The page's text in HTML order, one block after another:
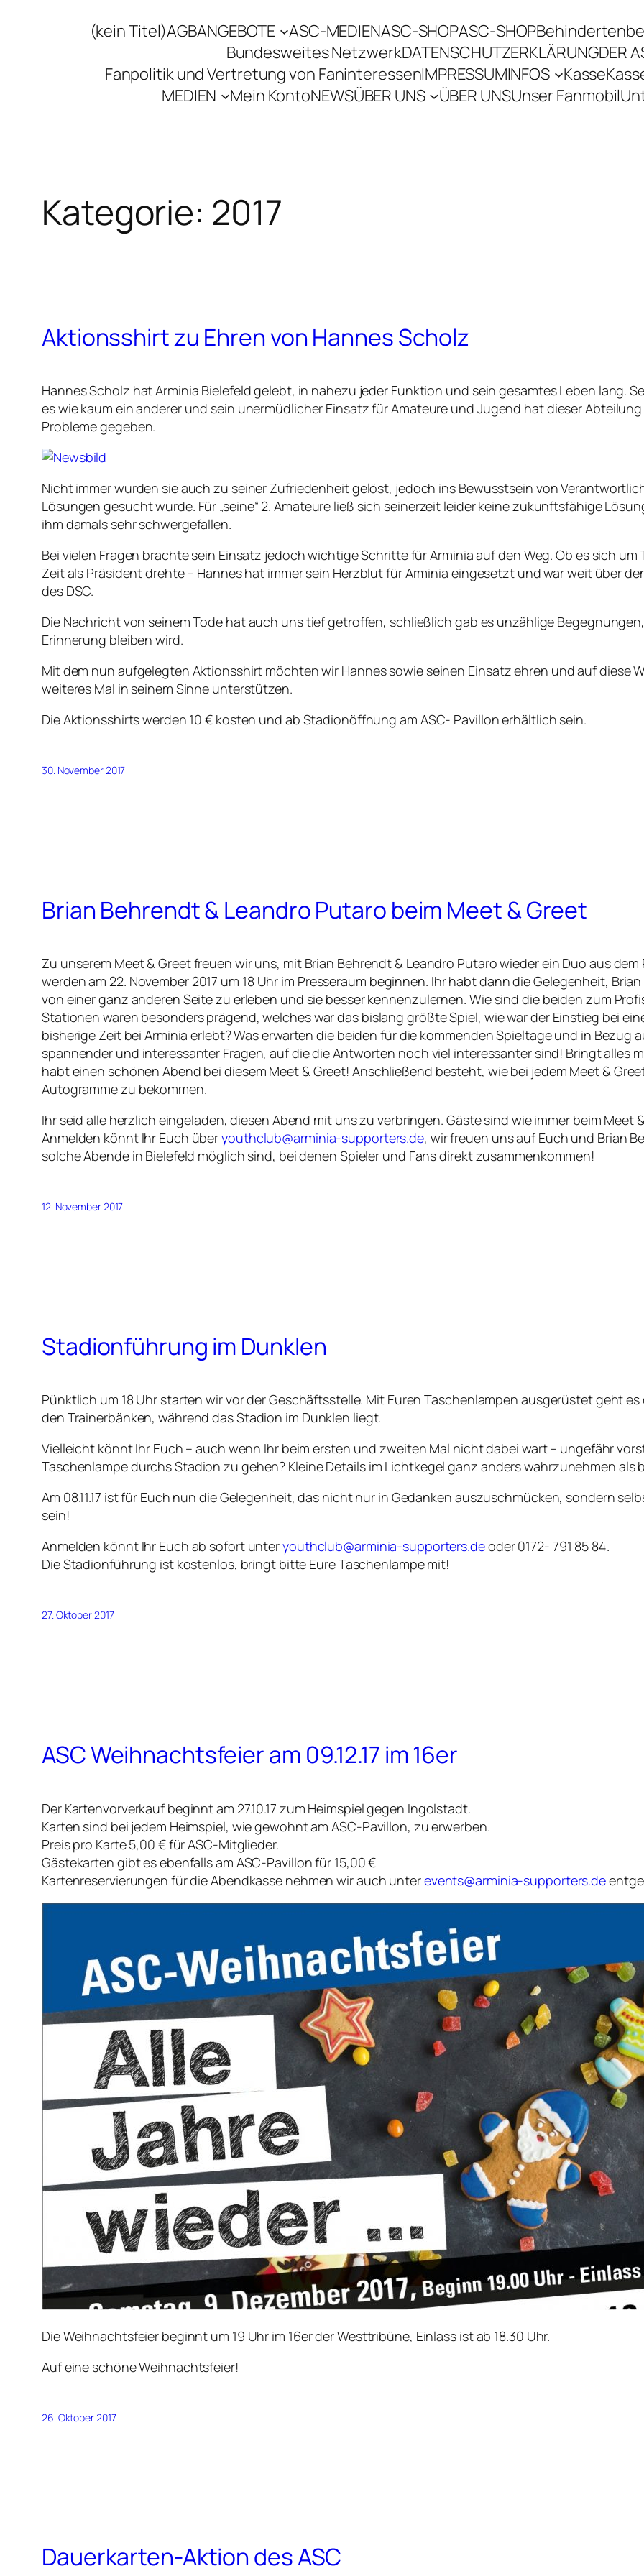
(kein Titel)AGBANGEBOTE ASC-MEDIENASC-SHOPASC-SHOP
Bundesweites NetzwerkDATENSCHUTZERKLÄRUNGDER
Fanpolitik und Vertretung von FaninteressenIMPRESSUMINFOS Kasse
MEDIEN
Mein KontoNEWSÜBER UNS ÜBER UNSUnser Fanmobil
Kategorie: 2017
Aktionsshirt zu Ehren von Hannes Scholz
Hannes Scholz hat Arminia Bielefeld gelebt, in nahezu jeder Funktion und sein gesamtes Leben lang.
es wie kaum ein anderer und sein unermüdlicher Einsatz für Amateure und Jugend hat dieser
Probleme gegeben.
Nicht immer wurden sie auch zu seiner Zufriedenheit gelöst, jedoch ins Bewusstsein von
Lösungen gesucht wurde. Für „seine“ 2. Amateure ließ sich seinerzeit leider keine zukunftsfähige
ihm damals sehr schwergefallen.
Bei vielen Fragen brachte sein Einsatz jedoch wichtige Schritte für Arminia auf den Weg. Ob es sich
Zeit als Präsident drehte – Hannes hat immer sein Herzblut für Arminia eingesetzt und war weit über
des DSC.
Die Nachricht von seinem Tode hat auch uns tief getroffen, schließlich gab es unzählige
Erinnerung bleiben wird.
Mit dem nun aufgelegten Aktionsshirt möchten wir Hannes sowie seinen Einsatz ehren und auf diese
weiteres Mal in seinem Sinne unterstützen.
Die Aktionsshirts werden 10 € kosten und ab Stadionöffnung am ASC- Pavillon erhältlich sein.
30. November 2017
Brian Behrendt & Leandro Putaro beim Meet & Greet
Zu unserem Meet & Greet freuen wir uns, mit Brian Behrendt & Leandro Putaro wieder ein Duo aus
werden am 22. November 2017 um 18 Uhr im Presseraum beginnen. Ihr habt dann die Gelegenheit,
von einer ganz anderen Seite zu erleben und sie besser kennenzulernen. Wie sind die beiden zum
Stationen waren besonders prägend, welches war das bislang größte Spiel, wie war der Einstieg bei
bisherige Zeit bei Arminia erlebt? Was erwarten die beiden für die kommenden Spieltage und in Bezug
spannender und interessanter Fragen, auf die die Antworten noch viel interessanter sind! Bringt alles
habt einen schönen Abend bei diesem Meet & Greet! Anschließend besteht, wie bei jedem Meet &
Autogramme zu bekommen.
Ihr seid alle herzlich eingeladen, diesen Abend mit uns zu verbringen. Gäste sind wie immer beim
Anmelden könnt Ihr Euch überyouthclub@arminia-supporters.de, wir freuen uns auf Euch und Brian
solche Abende in Bielefeld möglich sind, bei denen Spieler und Fans direkt zusammenkommen!
12. November 2017
Stadionführung im Dunklen
Pünktlich um 18 Uhr starten wir vor der Geschäftsstelle. Mit Euren Taschenlampen ausgerüstet geht
den Trainerbänken, während das Stadion im Dunklen liegt.
Vielleicht könnt Ihr Euch – auch wenn Ihr beim ersten und zweiten Mal nicht dabei wart – ungefähr
Taschenlampe durchs Stadion zu gehen? Kleine Details im Lichtkegel ganz anders wahrzunehmen
Am 08.11.17 ist für Euch nun die Gelegenheit, das nicht nur in Gedanken auszuschmücken, sondern
sein!
Anmelden könnt Ihr Euch ab sofort unteryouthclub@arminia-supporters.deoder 0172- 791 85 84.
Die Stadionführung ist kostenlos, bringt bitte Eure Taschenlampe mit!
27. Oktober 2017
ASC Weihnachtsfeier am 09.12.17 im 16er
Der Kartenvorverkauf beginnt am 27.10.17 zum Heimspiel gegen Ingolstadt.
Karten sind bei jedem Heimspiel, wie gewohnt am ASC-Pavillon, zu erwerben.
Preis pro Karte 5,00 € für ASC-Mitglieder.
Gästekarten gibt es ebenfalls am ASC-Pavillon für 15,00 €
Kartenreservierungen für die Abendkasse nehmen wir auch unterevents@arminia-supporters.de
Die Weihnachtsfeier beginnt um 19 Uhr im 16er der Westtribüne, Einlass ist ab 18.30 Uhr.
Auf eine schöne Weihnachtsfeier!
26. Oktober 2017
Dauerkarten-Aktion des ASC